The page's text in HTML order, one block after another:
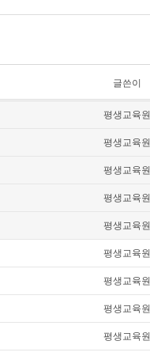
글쓴이
평생교육원
평생교육원
평생교육원
평생교육원
평생교육원
평생교육원
평생교육원
평생교육원
평생교육원